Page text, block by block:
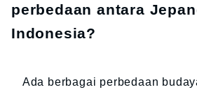
perbedaan antara
Indonesia?
Ada berbagai perbedaan